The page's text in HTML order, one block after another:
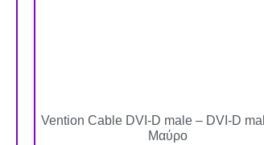
Vention Cable DVI-D male – DVI-D
Μαύρο